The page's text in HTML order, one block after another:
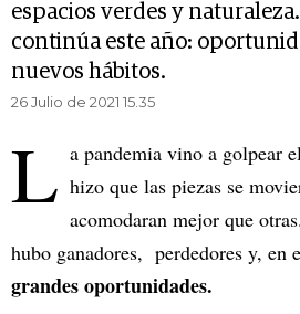
espacios verdes y
continúa este año:
nuevos hábitos.
26 Julio de 2021 15.35
L a pandemia vino a golpear
hizo que las piezas se
acomodaran mejor que
hubo ganadores, perdedores y, en
grandes oportunidades.